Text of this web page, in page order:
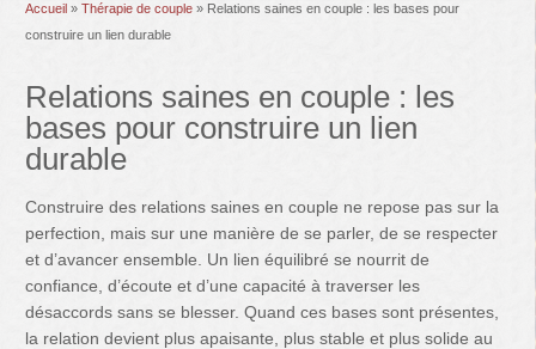
Accueil » Thérapie de couple » Relations saines en couple : les bases pour
construire un lien durable
Relations saines en couple : les
bases pour construire un lien
durable
Construire des relations saines en couple ne repose pas sur la
perfection, mais sur une manière de se parler, de se respecter
et d’avancer ensemble. Un lien équilibré se nourrit de
confiance, d’écoute et d’une capacité à traverser les
désaccords sans se blesser. Quand ces bases sont présentes,
la relation devient plus apaisante, plus stable et plus solide au